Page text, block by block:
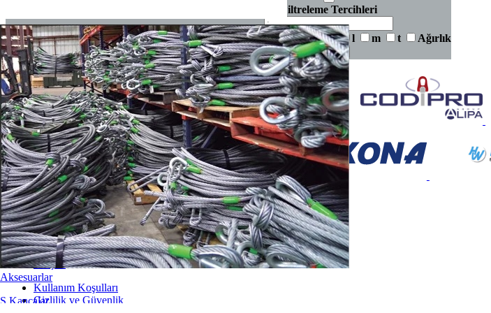
Aksesuarlar
S Kancalar
Filtreleme Tercihleri
Kapasite (Çift) b d l m t Ağırlık
Temizle
kg mmmmmmmmmmkg / adet
1000 40 17 12135 93 1,4
Bilgi ve daha fazlası için +90.212 221 67 00 arayın.
Hakkımızda
Ürünler
Markalar
İletişim
Kullanım Koşulları
Gizlilik ve Güvenlik